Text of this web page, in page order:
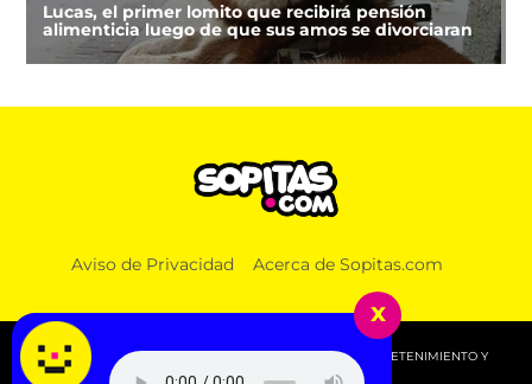
Lucas, el primer lomito que recibirá pensión
alimenticia luego de que sus amos se divorciaran
Aviso de Privacidad Acerca de Sopitas.com
© 2026 SOPITAS.COM - MÚSICA, NOTICIAS, DEPORTES, ENTRETENIMIENTO Y
MÁS!.
x